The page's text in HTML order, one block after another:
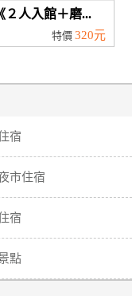
２人入館＋磨...
特價 320元
宿
市住宿
宿
點